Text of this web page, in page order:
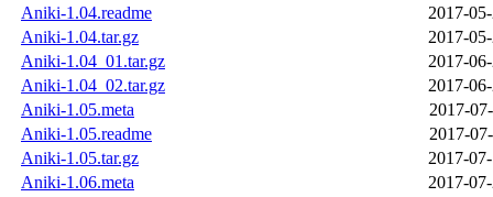
Aniki-1.04.readme
2017-
Aniki-1.04.tar.gz
2017-
Aniki-1.04_01.tar.gz
2017-
Aniki-1.04_02.tar.gz
2017-
Aniki-1.05.meta
2017-
Aniki-1.05.readme
2017-
Aniki-1.05.tar.gz
2017-
Aniki-1.06.meta
2017-